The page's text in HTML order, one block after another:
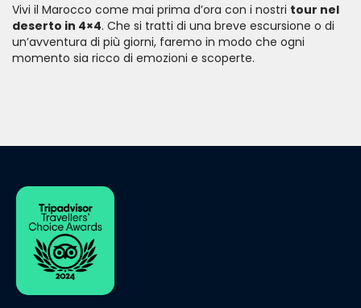
Vivi il Marocco come mai prima d’ora con i nostri tour nel
deserto in 4×4. Che si tratti di una breve escursione o di
un’avventura di più giorni, faremo in modo che ogni
momento sia ricco di emozioni e scoperte.